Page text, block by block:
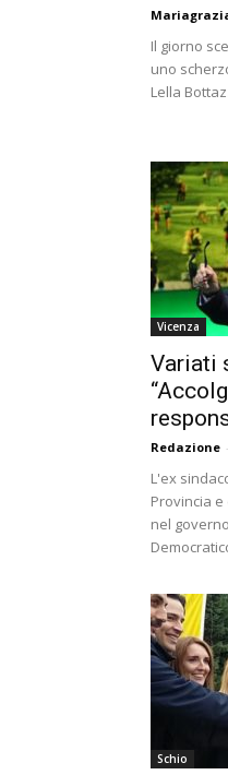
Il giorno
uno
Lella
Vicenza
Variati
Redazione -
L'ex
Provincia
nel
Schio